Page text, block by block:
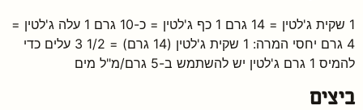
1 שקית ג'לטין = 14 גרם 1 כף ג'לטין = כ-10 גרם 1 עלה ג'לטין =
4 גרם יחסי המרה: 1 שקית ג'לטין (14 גרם) = 1/2 3 עלים כדי
להמיס 1 גרם ג'לטין יש להשתמש ב-5 גרם/מ"ל מים
ביצים